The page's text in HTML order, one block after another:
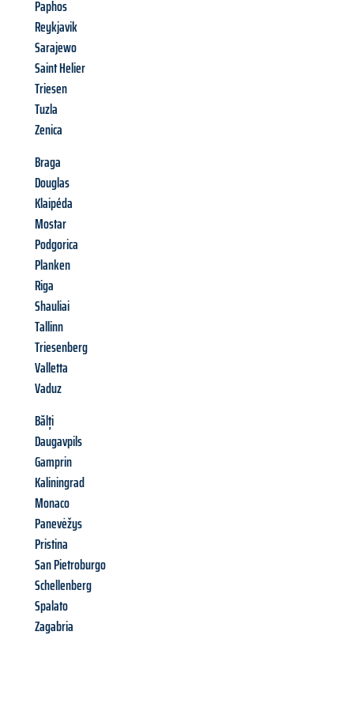
Paphos
Reykjavik
Sarajewo
Saint Helier
Triesen
Tuzla
Zenica
Braga
Douglas
Klaipéda
Mostar
Podgorica
Planken
Riga
Shauliai
Tallinn
Triesenberg
Valletta
Vaduz
Bălți
Daugavpils
Gamprin
Kaliningrad
Monaco
Panevėžys
Pristina
San Pietroburgo
Schellenberg
Spalato
Zagabria